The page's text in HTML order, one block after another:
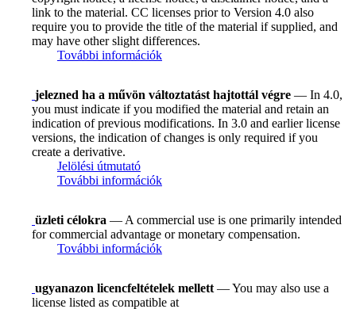
link to the material. CC licenses prior to Version 4.0 also
require you to provide the title of the material if supplied, and
may have other slight differences.
További információk
jelezned ha a művön változtatást hajtottál végre — In 4.0,
you must indicate if you modified the material and retain an
indication of previous modifications. In 3.0 and earlier license
versions, the indication of changes is only required if you
create a derivative.
Jelölési útmutató
További információk
üzleti célokra — A commercial use is one primarily intended
for commercial advantage or monetary compensation.
További információk
ugyanazon licencfeltételek mellett — You may also use a
license listed as compatible at